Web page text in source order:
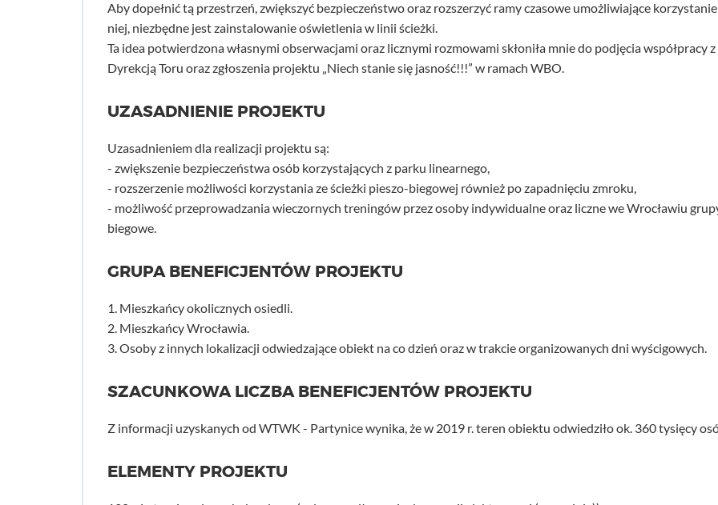
Aby dopełnić tą przestrzeń, zwiększyć bezpieczeństwo oraz rozszerzyć ramy czasowe umożliwiające
niej, niezbędne jest zainstalowanie oświetlenia w linii ścieżki.
Ta idea potwierdzona własnymi obserwacjami oraz licznymi rozmowami skłoniła mnie do podjęcia współpracy z
Dyrekcją Toru oraz zgłoszenia projektu „Niech stanie się jasność!!!” w ramach WBO.
UZASADNIENIE PROJEKTU
Uzasadnieniem dla realizacji projektu są:
- zwiększenie bezpieczeństwa osób korzystających z parku linearnego,
- rozszerzenie możliwości korzystania ze ścieżki pieszo-biegowej również po zapadnięciu zmroku,
- możliwość przeprowadzania wieczornych treningów przez osoby indywidualne oraz liczne we Wrocławiu
biegowe.
GRUPA BENEFICJENTÓW PROJEKTU
1. Mieszkańcy okolicznych osiedli.
2. Mieszkańcy Wrocławia.
3. Osoby z innych lokalizacji odwiedzające obiekt na co dzień oraz w trakcie organizowanych dni wyścigowych.
SZACUNKOWA LICZBA BENEFICJENTÓW PROJEKTU
Z informacji uzyskanych od WTWK - Partynice wynika, że w 2019 r. teren obiektu odwiedziło ok. 360 tysięcy
ELEMENTY PROJEKTU